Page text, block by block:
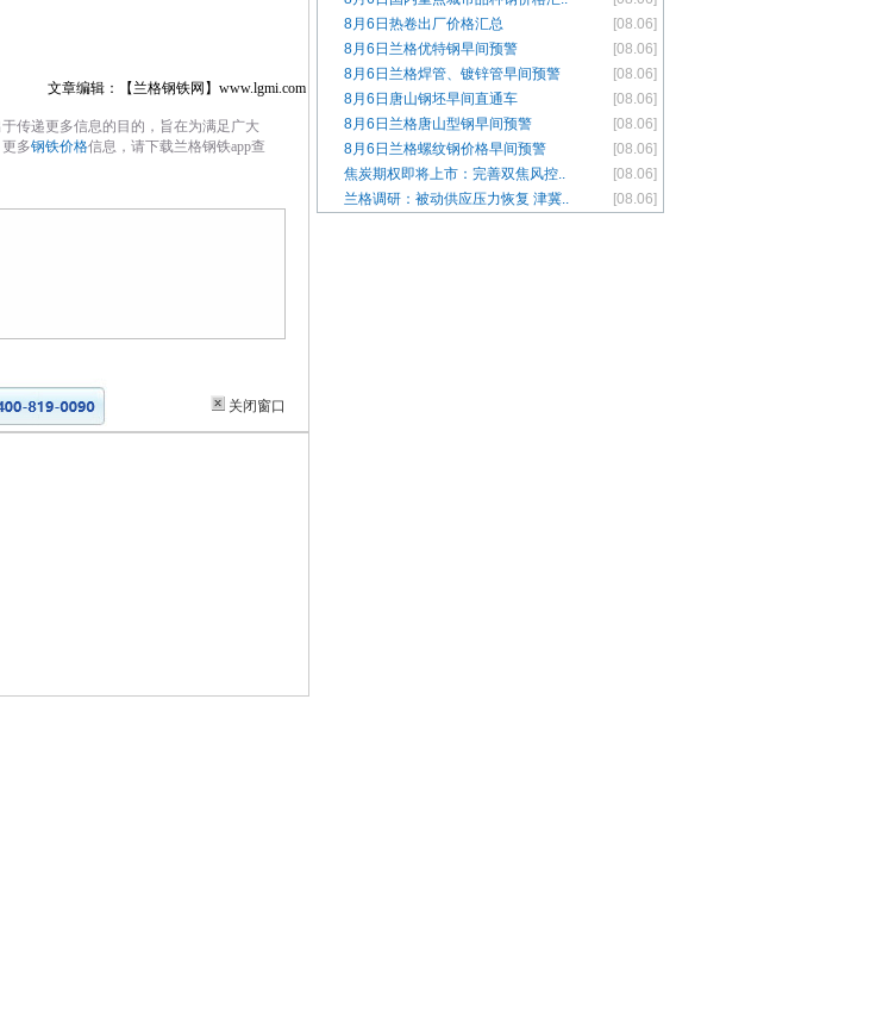
文章编辑：【兰格钢铁网】www.lgmi.com
传递更多信息的目的，旨在为满足广大
多钢铁价格信息，请下载兰格钢铁app查
关闭窗口